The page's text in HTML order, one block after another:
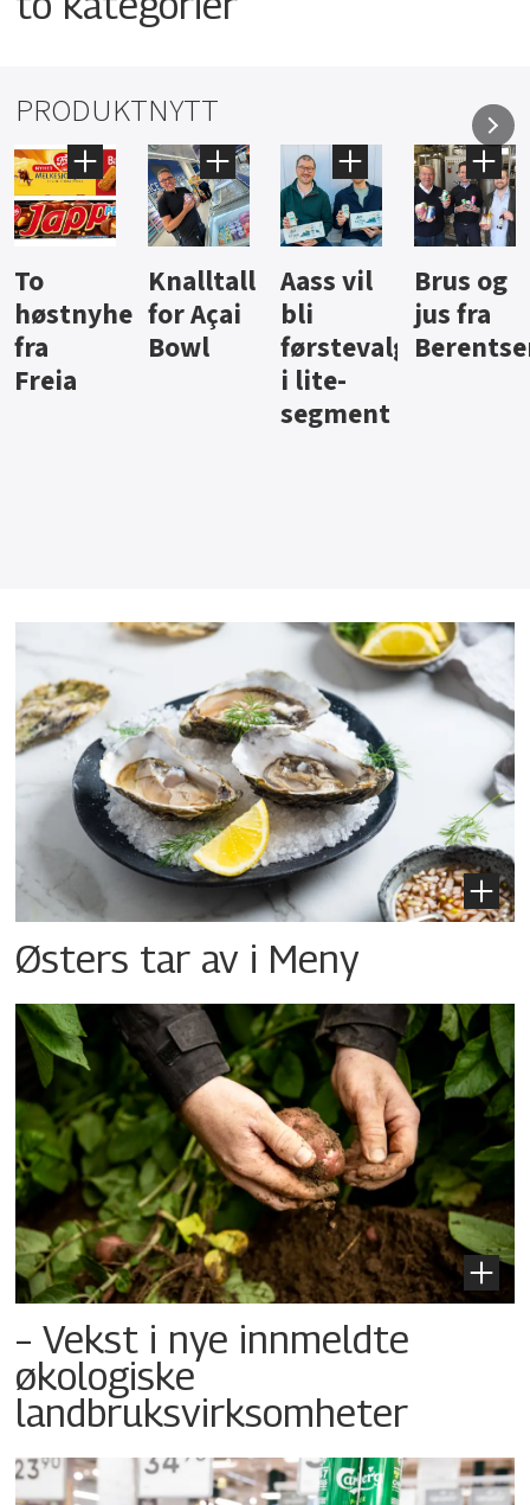
PRODUKTNYTT
Knalltall
for Açai
Bowl
Aass vil
bli
førstevalg
Brus og
jus fra
Berentsen
Hard
iste fra
Hansa
Østers tar av i Meny
– Vekst i nye innmeldte
økologiske
landbruksvirksomheter